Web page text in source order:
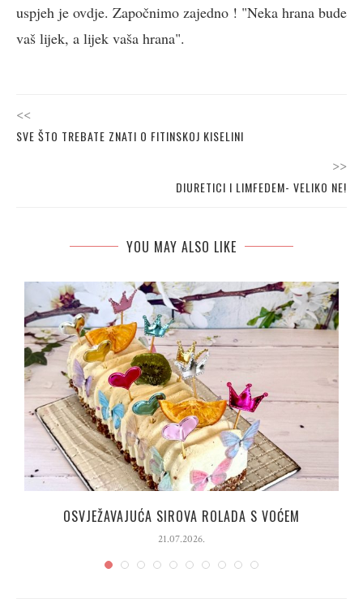
uspjeh je ovdje. Započnimo zajedno ! "Neka hrana bude
vaš lijek, a lijek vaša hrana".
<<
SVE ŠTO TREBATE ZNATI O FITINSKOJ KISELINI
>>
DIURETICI I LIMFEDEM- VELIKO NE!
YOU MAY ALSO LIKE
OSVJEŽAVAJUĆA SIROVA ROLADA S VOĆEM
21.07.2026.